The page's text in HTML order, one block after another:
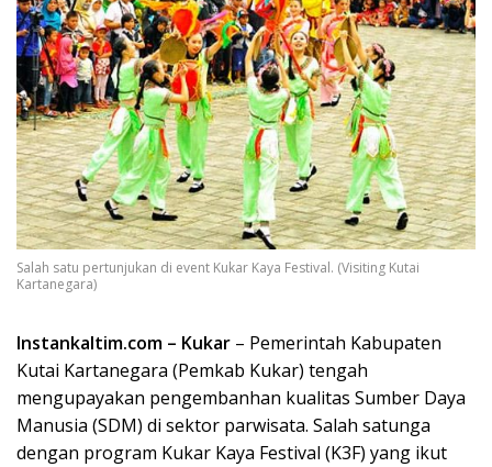
Salah satu pertunjukan di event Kukar Kaya Festival. (Visiting Kutai
Kartanegara)
Instankaltim.com – Kukar – Pemerintah Kabupaten
Kutai Kartanegara (Pemkab Kukar) tengah
mengupayakan pengembanhan kualitas Sumber Daya
Manusia (SDM) di sektor parwisata. Salah satunga
dengan program Kukar Kaya Festival (K3F) yang ikut